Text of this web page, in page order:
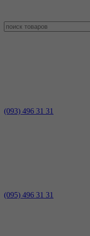
(093) 496 31 31
(095) 496 31 31